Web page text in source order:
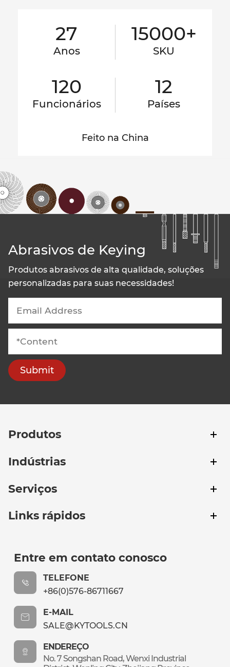
27
Anos
15000+
SKU
120
Funcionários
12
Países
Feito na China
Abrasivos de Keying
Produtos abrasivos de alta qualidade, soluções
personalizadas para suas necessidades!
Submit
Produtos
Indústrias
Serviços
Links rápidos
Entre em contato conosco
TELEFONE
+86(0)576-86711667
E-MAIL
SALE@KYTOOLS.CN
ENDEREÇO
No. 7 Songshan Road, Wenxi Industrial